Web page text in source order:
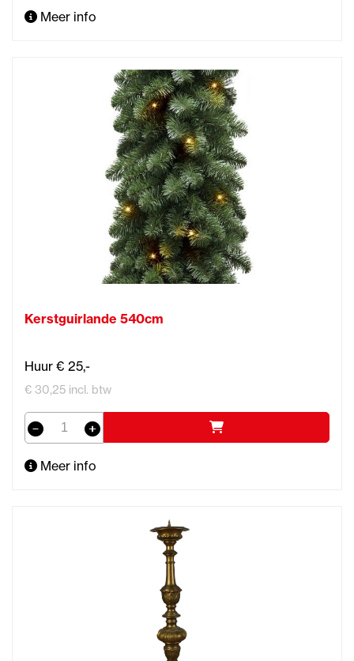
Meer info
Kerstguirlande 540cm
Huur € 25,-
€ 30,25 incl. btw
Meer info